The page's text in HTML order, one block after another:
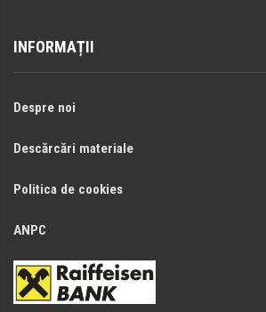
INFORMAȚII
Despre noi
Descărcări materiale
Politica de cookies
ANPC